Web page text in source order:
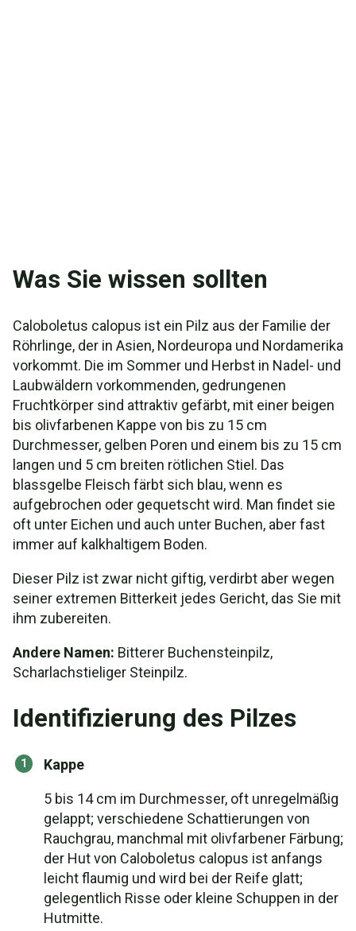
Was Sie wissen sollten
Caloboletus calopus ist ein Pilz aus der Familie der
Röhrlinge, der in Asien, Nordeuropa und Nordamerika
vorkommt. Die im Sommer und Herbst in Nadel- und
Laubwäldern vorkommenden, gedrungenen
Fruchtkörper sind attraktiv gefärbt, mit einer beigen
bis olivfarbenen Kappe von bis zu 15 cm
Durchmesser, gelben Poren und einem bis zu 15 cm
langen und 5 cm breiten rötlichen Stiel. Das
blassgelbe Fleisch färbt sich blau, wenn es
aufgebrochen oder gequetscht wird. Man findet sie
oft unter Eichen und auch unter Buchen, aber fast
immer auf kalkhaltigem Boden.
Dieser Pilz ist zwar nicht giftig, verdirbt aber wegen
seiner extremen Bitterkeit jedes Gericht, das Sie mit
ihm zubereiten.
Andere Namen: Bitterer Buchensteinpilz,
Scharlachstieliger Steinpilz.
Identifizierung des Pilzes
Kappe
5 bis 14 cm im Durchmesser, oft unregelmäßig
gelappt; verschiedene Schattierungen von
Rauchgrau, manchmal mit olivfarbener Färbung;
der Hut von Caloboletus calopus ist anfangs
leicht flaumig und wird bei der Reife glatt;
gelegentlich Risse oder kleine Schuppen in der
Hutmitte.